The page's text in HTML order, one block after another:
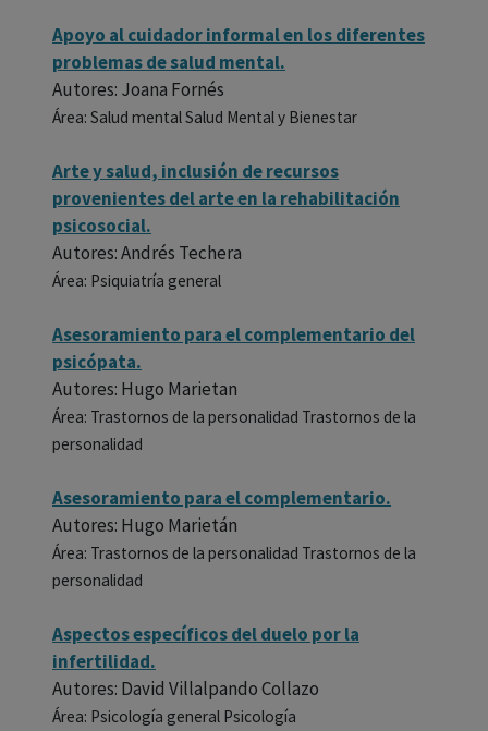
Apoyo al cuidador informal en los diferentes
problemas de salud mental.
Autores: Joana Fornés
Área: Salud mental Salud Mental y Bienestar
Arte y salud, inclusión de recursos
provenientes del arte en la rehabilitación
psicosocial.
Autores: Andrés Techera
Área: Psiquiatría general
Asesoramiento para el complementario del
psicópata.
Autores: Hugo Marietan
Área: Trastornos de la personalidad Trastornos de la
personalidad
Asesoramiento para el complementario.
Autores: Hugo Marietán
Área: Trastornos de la personalidad Trastornos de la
personalidad
Aspectos específicos del duelo por la
infertilidad.
Autores: David Villalpando Collazo
Área: Psicología general Psicología